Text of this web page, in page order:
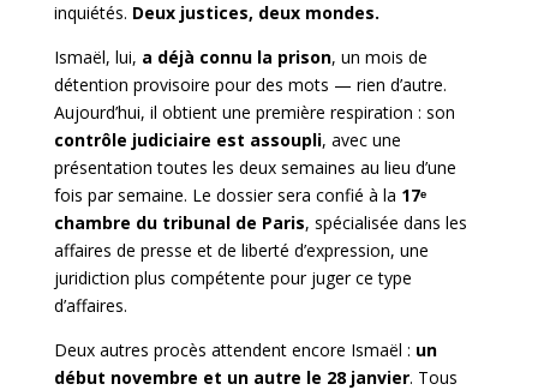
inquiétés. Deux justices, deux mondes.
Ismaël, lui, a déjà connu la prison, un mois de
détention provisoire pour des mots — rien d’autre.
Aujourd’hui, il obtient une première respiration : son
contrôle judiciaire est assoupli, avec une
présentation toutes les deux semaines au lieu d’une
fois par semaine. Le dossier sera confié à la 17ᵉ
chambre du tribunal de Paris, spécialisée dans les
affaires de presse et de liberté d’expression, une
juridiction plus compétente pour juger ce type
d’affaires.
Deux autres procès attendent encore Ismaël : un
début novembre et un autre le 28 janvier. Tous